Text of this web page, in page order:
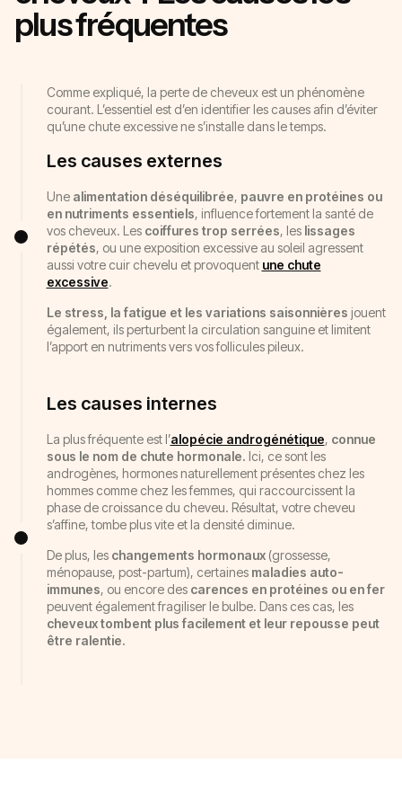
plus fréquentes
Comme expliqué, la perte de cheveux est un phénomène
courant. L’essentiel est d’en identifier les causes afin d’éviter
qu’une chute excessive ne s’installe dans le temps.
Les causes externes
Une alimentation déséquilibrée, pauvre en protéines ou
en nutriments essentiels, influence fortement la santé de
vos cheveux. Les coiffures trop serrées, les lissages
répétés, ou une exposition excessive au soleil agressent
aussi votre cuir chevelu et provoquent une chute
excessive.
Le stress, la fatigue et les variations saisonnières jouent
également, ils perturbent la circulation sanguine et limitent
l’apport en nutriments vers vos follicules pileux.
Les causes internes
La plus fréquente est l’alopécie androgénétique, connue
sous le nom de chute hormonale. Ici, ce sont les
androgènes, hormones naturellement présentes chez les
hommes comme chez les femmes, qui raccourcissent la
phase de croissance du cheveu. Résultat, votre cheveu
s’affine, tombe plus vite et la densité diminue.
De plus, les changements hormonaux(grossesse,
ménopause, post-partum), certaines maladies auto-
immunes, ou encore des carences en protéines ou en fer
peuvent également fragiliser le bulbe. Dans ces cas, les
cheveux tombent plus facilement et leur repousse peut
être ralentie.